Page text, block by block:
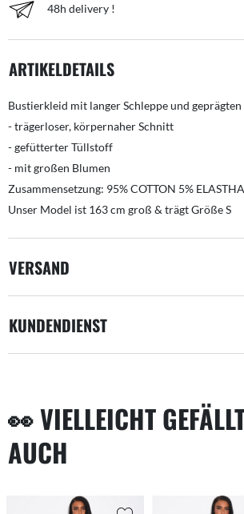
48h delivery !
ARTIKELDETAILS
Bustierkleid mit langer Schleppe und
- trägerloser, körpernaher Schnitt
- gefütterter Tüllstoff
- mit großen Blumen
Zusammensetzung: 95% COTTON 5%
Unser Model ist 163 cm groß & trägt Größe S
VERSAND
KUNDENDIENST
👀 VIELLEICHT
AUCH